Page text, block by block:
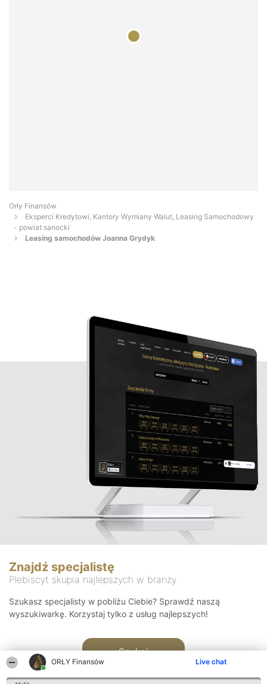
ORŁY Finansów Live chat
Orły Finansów
Eksperci Kredytowi, Kantory Wymiany Walut, Leasing Samochodowy
- powiat sanocki
Leasing samochodów Joanna Grydyk
Znajdź specjalistę
Plebiscyt skupia najlepszych w branży
Szukasz specjalisty w pobliżu Ciebie? Sprawdź naszą
wyszukiwarkę. Korzystaj tylko z usług najlepszych!
Szukaj